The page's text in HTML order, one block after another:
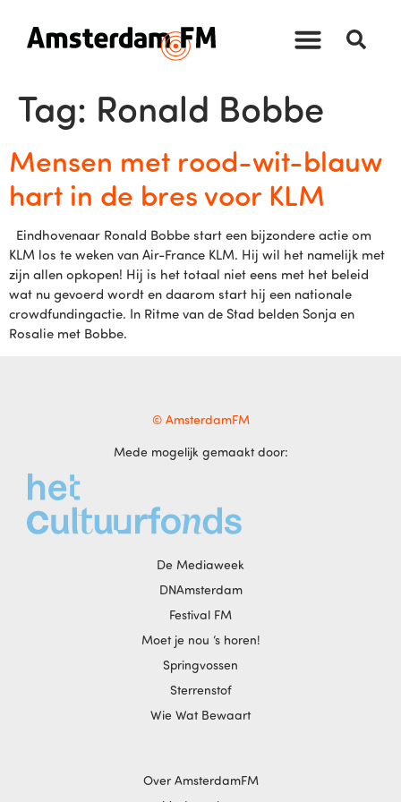
Tag: Ronald Bobbe
Mensen met rood-wit-blauw
hart in de bres voor KLM
Eindhovenaar Ronald Bobbe start een bijzondere actie om
KLM los te weken van Air-France KLM. Hij wil het namelijk met
zijn allen opkopen! Hij is het totaal niet eens met het beleid
wat nu gevoerd wordt en daarom start hij een nationale
crowdfundingactie. In Ritme van de Stad belden Sonja en
Rosalie met Bobbe.
© AmsterdamFM
Mede mogelijk gemaakt door:
De Mediaweek
DNAmsterdam
Festival FM
Moet je nou ‘s horen!
Springvossen
Sterrenstof
Wie Wat Bewaart
Over AmsterdamFM